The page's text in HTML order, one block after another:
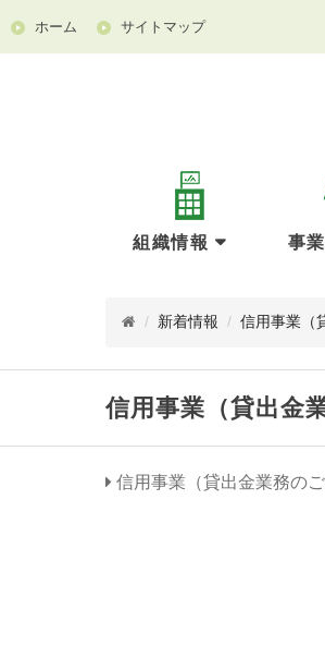
ホーム サイトマップ
組織情報 事
/ 新着情報 / 信用事業（
信用事業（貸出金
信用事業（貸出金業務の